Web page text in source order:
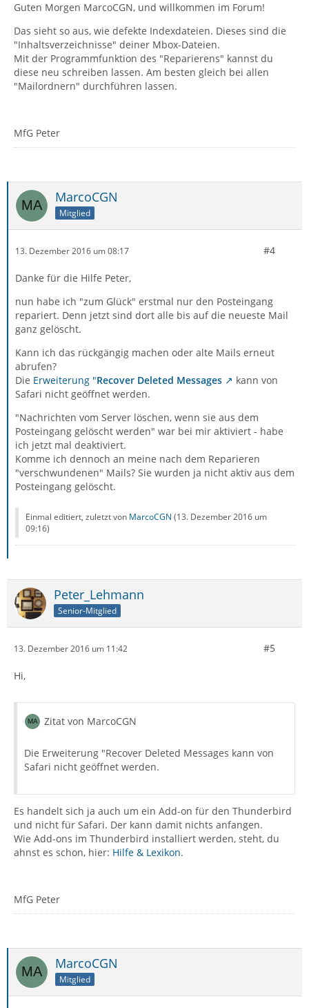
Guten Morgen MarcoCGN, und willkommen im Forum!
Das sieht so aus, wie defekte Indexdateien. Dieses sind die
"Inhaltsverzeichnisse" deiner Mbox-Dateien.
Mit der Programmfunktion des "Reparierens" kannst du
diese neu schreiben lassen. Am besten gleich bei allen
"Mailordnern" durchführen lassen.
MfG Peter
MarcoCGN
Mitglied
13. Dezember 2016 um 08:17 #4
Danke für die Hilfe Peter,
nun habe ich "zum Glück" erstmal nur den Posteingang
repariert. Denn jetzt sind dort alle bis auf die neueste Mail
ganz gelöscht.
Kann ich das rückgängig machen oder alte Mails erneut
abrufen?
Die Erweiterung "Recover Deleted Messages
kann von
Safari nicht geöffnet werden.
"Nachrichten vom Server löschen, wenn sie aus dem
Posteingang gelöscht werden" war bei mir aktiviert - habe
ich jetzt mal deaktiviert.
Komme ich dennoch an meine nach dem Reparieren
"verschwundenen" Mails? Sie wurden ja nicht aktiv aus dem
Posteingang gelöscht.
Einmal editiert, zuletzt von MarcoCGN (13. Dezember 2016 um
09:16)
Peter_Lehmann
Senior-Mitglied
13. Dezember 2016 um 11:42 #5
Hi,
Zitat von MarcoCGN
Die Erweiterung "Recover Deleted Messages kann von
Safari nicht geöffnet werden.
Es handelt sich ja auch um ein Add-on für den Thunderbird
und nicht für Safari. Der kann damit nichts anfangen.
Wie Add-ons im Thunderbird installiert werden, steht, du
ahnst es schon, hier: Hilfe & Lexikon.
MfG Peter
MarcoCGN
Mitglied